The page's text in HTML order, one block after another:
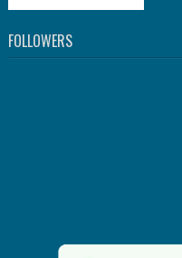
FOLLOWERS